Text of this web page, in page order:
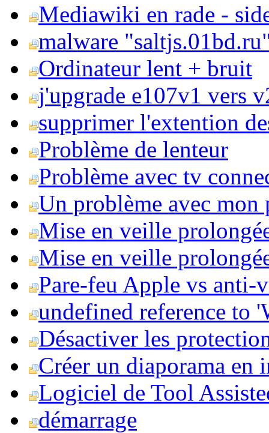
Mediawiki en rade -
malware
Ordinateur lent + bruit
j'upgrade e107v1 vers
supprimer l'extention
Problème de lenteur
Problème avec tv
Un problème avec mon
Mise en veille
Mise en veille
Pare-feu Apple vs anti-
undefined reference to
Désactiver les
Créer un diaporama en
Logiciel de Tool
démarrage